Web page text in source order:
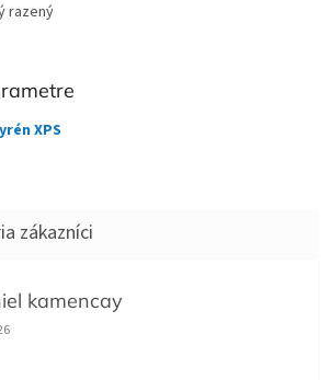
razený
XPS
kamencay
obchodu je 5 z 5 hviezdičiek.